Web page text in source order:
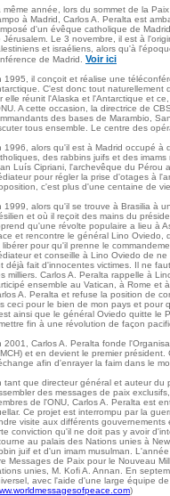
même année, lors du sommet de la
à Madrid, Carlos A. Peralta est
d'un évêque catholique de
Jérusalem. Le 3 novembre, il est à
et israéliens, alors qu'à
de Madrid. Voir ici
1995, il conçoit et réalise une
C'est donc tout
elle réunit l'Alaska et l'Antarctique et
A cette occasion, la directrice de
des bases de Marambio,
tous ensemble. Le centre des
1996, alors qu'il est à Madrid occupé à
des rabbins juifs et des
Luís Cipriani, l'archevêque du Pérou
pour régler la prise d'otages à
c'est plus d'une centaine de
1999, alors qu'il se trouve à Brasilia à
et où il reçoit des mains du
qu'une révolte populaire a lieu à
et rencontre le général Lino Oviedo,
libérer pour qu'il prenne le
et conseille à Lino Oviedo de
déjà fait d'innocentes victimes. Il ne
milliers. Carlos A. Peralta rappelle à
ensemble au Vatican, à Rome et
A. Peralta et refuse la position de
ceci pour le bien de mon pays et pour
ainsi que le général Oviedo quitte le
fin à une révolution de façon
2001, Carlos A. Peralta fonde
et en devient le premier
afin d'enrayer la faim dans le
tant que directeur général et auteur du
des messages de paix
de l'ONU, Carlos A. Peralta est
Ce projet est interrompu par la
visite aux différents
conviction qu'il ne doit pas y avoir
au palais des Nations unies à
juif et d'un imam musulman.
Messages de Paix pour le Nouveau
unies, M. Kofi A. Annan. En
avec l'aide d'une large équipe
)